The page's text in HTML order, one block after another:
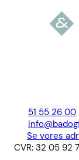
51 55 26 00
Se vores
CVR: 32 05 92